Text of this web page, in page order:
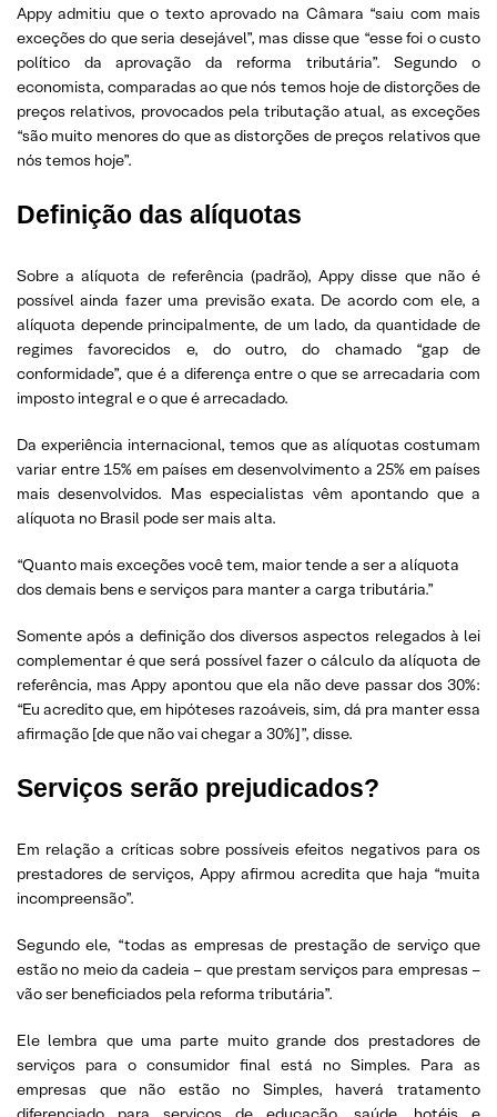
Appy admitiu que o texto aprovado na Câmara “saiu com mais
exceções do que seria desejável”, mas disse que “esse foi o custo
político da aprovação da reforma tributária”. Segundo o
economista, comparadas ao que nós temos hoje de distorções de
preços relativos, provocados pela tributação atual, as exceções
“são muito menores do que as distorções de preços relativos que
nós temos hoje”.
Definição das alíquotas
Sobre a alíquota de referência (padrão), Appy disse que não é
possível ainda fazer uma previsão exata. De acordo com ele, a
alíquota depende principalmente, de um lado, da quantidade de
regimes favorecidos e, do outro, do chamado “gap de
conformidade”, que é a diferença entre o que se arrecadaria com
imposto integral e o que é arrecadado.
Da experiência internacional, temos que as alíquotas costumam
variar entre 15% em países em desenvolvimento a 25% em países
mais desenvolvidos. Mas especialistas vêm apontando que a
alíquota no Brasil pode ser mais alta.
“Quanto mais exceções você tem, maior tende a ser a alíquota
dos demais bens e serviços para manter a carga tributária.”
Somente após a definição dos diversos aspectos relegados à lei
complementar é que será possível fazer o cálculo da alíquota de
referência, mas Appy apontou que ela não deve passar dos 30%:
“Eu acredito que, em hipóteses razoáveis, sim, dá pra manter essa
afirmação [de que não vai chegar a 30%]”, disse.
Serviços serão prejudicados?
Em relação a críticas sobre possíveis efeitos negativos para os
prestadores de serviços, Appy afirmou acredita que haja “muita
incompreensão”.
Segundo ele, “todas as empresas de prestação de serviço que
estão no meio da cadeia – que prestam serviços para empresas –
vão ser beneficiados pela reforma tributária”.
Ele lembra que uma parte muito grande dos prestadores de
serviços para o consumidor final está no Simples. Para as
empresas que não estão no Simples, haverá tratamento